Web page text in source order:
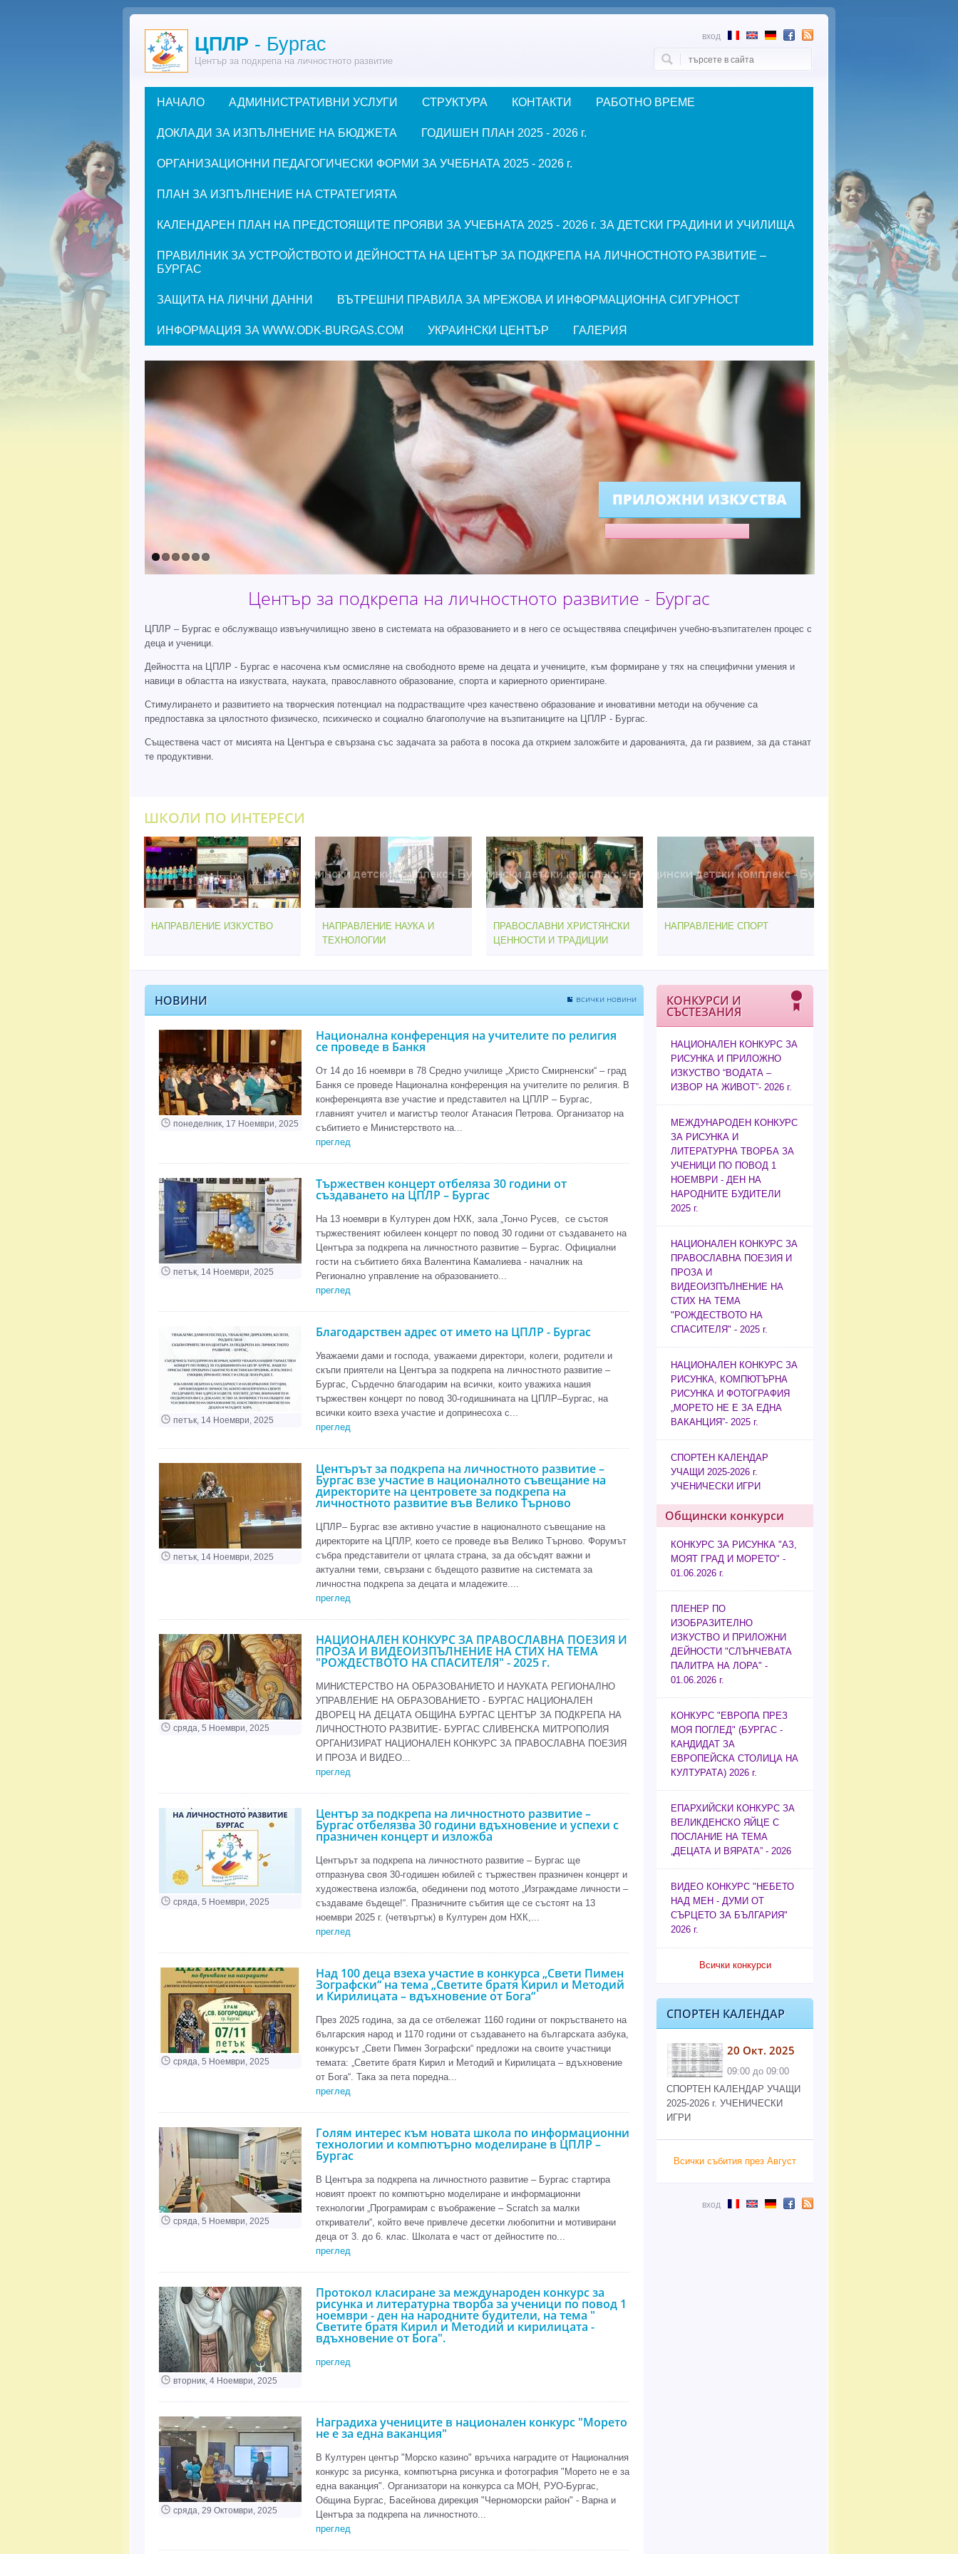
Премини към основното съдържание
ЦПЛР - Бургас
Център за подкрепа на личностното развитие
вход
Форма за търсене
Основно меню
НАЧАЛО АДМИНИСТРАТИВНИ УСЛУГИ СТРУКТУРА КОНТАКТИ РАБОТНО ВРЕМЕ
ДОКЛАДИ ЗА ИЗПЪЛНЕНИЕ НА БЮДЖЕТА ГОДИШЕН ПЛАН 2025 - 2026 г.
ОРГАНИЗАЦИОННИ ПЕДАГОГИЧЕСКИ ФОРМИ ЗА УЧЕБНАТА 2025 - 2026 г.
ПЛАН ЗА ИЗПЪЛНЕНИЕ НА СТРАТЕГИЯТА
КАЛЕНДАРЕН ПЛАН НА ПРЕДСТОЯЩИТЕ ПРОЯВИ ЗА УЧЕБНАТА 2025 - 2026 г. ЗА ДЕТСКИ ГРАДИНИ И УЧИЛИЩА
ПРАВИЛНИК ЗА УСТРОЙСТВОТО И ДЕЙНОСТТА НА ЦЕНТЪР ЗА ПОДКРЕПА НА ЛИЧНОСТНОТО РАЗВИТИЕ –
БУРГАС
ЗАЩИТА НА ЛИЧНИ ДАННИ ВЪТРЕШНИ ПРАВИЛА ЗА МРЕЖОВА И ИНФОРМАЦИОННА СИГУРНОСТ
ИНФОРМАЦИЯ ЗА WWW.ODK-BURGAS.COM УКРАИНСКИ ЦЕНТЪР ГАЛЕРИЯ
ПРИЛОЖНИ ИЗКУСТВА
Център за подкрепа на личностното развитие - Бургас
ЦПЛР – Бургас е обслужващо извънучилищно звено в системата на образованието и в него се осъществява специфичен учебно-възпитателен процес с
деца и ученици.
Дейността на ЦПЛР - Бургас е насочена към осмисляне на свободното време на децата и учениците, към формиране у тях на специфични умения и
навици в областта на изкуствата, науката, православното образование, спорта и кариерното ориентиране.
Стимулирането и развитието на творческия потенциал на подрастващите чрез качествено образование и иновативни методи на обучение са
предпоставка за цялостното физическо, психическо и социално благополучие на възпитаниците на ЦПЛР - Бургас.
Съществена част от мисията на Центъра е свързана със задачата за работа в посока да открием заложбите и дарованията, да ги развием, за да станат
те продуктивни.
ШКОЛИ ПО ИНТЕРЕСИ
НАПРАВЛЕНИЕ ИЗКУСТВО
НАПРАВЛЕНИЕ НАУКА И
ТЕХНОЛОГИИ
ПРАВОСЛАВНИ ХРИСТЯНСКИ
ЦЕННОСТИ И ТРАДИЦИИ
НАПРАВЛЕНИЕ СПОРТ
НОВИНИ всички новини
понеделник, 17 Ноември, 2025
Национална конференция на учителите по религия
се проведе в Банкя
От 14 до 16 ноември в 78 Средно училище „Христо Смирненски“ – град
Банкя се проведе Национална конференция на учителите по религия. В
конференцията взе участие и представител на ЦПЛР – Бургас,
главният учител и магистър теолог Атанасия Петрова. Организатор на
събитието е Министерството на...
преглед
петък, 14 Ноември, 2025
Тържествен концерт отбеляза 30 години от
създаването на ЦПЛР – Бургас
На 13 ноември в Културен дом НХК, зала „Тончо Русев, се състоя
тържественият юбилеен концерт по повод 30 години от създаването на
Центъра за подкрепа на личностното развитие – Бургас. Официални
гости на събитието бяха Валентина Камалиева - началник на
Регионално управление на образованието...
преглед
петък, 14 Ноември, 2025
Благодарствен адрес от името на ЦПЛР - Бургас
Уважаеми дами и господа, уважаеми директори, колеги, родители и
скъпи приятели на Центъра за подкрепа на личностното развитие –
Бургас, Сърдечно благодарим на всички, които уважиха нашия
тържествен концерт по повод 30-годишнината на ЦПЛР–Бургас, на
всички които взеха участие и допринесоха с...
преглед
петък, 14 Ноември, 2025
Центърът за подкрепа на личностното развитие –
Бургас взе участие в националното съвещание на
директорите на центровете за подкрепа на
личностното развитие във Велико Търново
ЦПЛР– Бургас взе активно участие в националното съвещание на
директорите на ЦПЛР, което се проведе във Велико Търново. Форумът
събра представители от цялата страна, за да обсъдят важни и
актуални теми, свързани с бъдещото развитие на системата за
личностна подкрепа за децата и младежите....
преглед
сряда, 5 Ноември, 2025
НАЦИОНАЛЕН КОНКУРС ЗА ПРАВОСЛАВНА ПОЕЗИЯ И
ПРОЗА И ВИДЕОИЗПЪЛНЕНИЕ НА СТИХ НА ТЕМА
"РОЖДЕСТВОТО НА СПАСИТЕЛЯ" - 2025 г.
МИНИСТЕРСТВО НА ОБРАЗОВАНИЕТО И НАУКАТА РЕГИОНАЛНО
УПРАВЛЕНИЕ НА ОБРАЗОВАНИЕТО - БУРГАС НАЦИОНАЛЕН
ДВОРЕЦ НА ДЕЦАТА ОБЩИНА БУРГАС ЦЕНТЪР ЗА ПОДКРЕПА НА
ЛИЧНОСТНОТО РАЗВИТИЕ- БУРГАС СЛИВЕНСКА МИТРОПОЛИЯ
ОРГАНИЗИРАТ НАЦИОНАЛЕН КОНКУРС ЗА ПРАВОСЛАВНА ПОЕЗИЯ
И ПРОЗА И ВИДЕО...
преглед
сряда, 5 Ноември, 2025
Център за подкрепа на личностното развитие –
Бургас отбелязва 30 години вдъхновение и успехи с
празничен концерт и изложба
Центърът за подкрепа на личностното развитие – Бургас ще
отпразнува своя 30-годишен юбилей с тържествен празничен концерт и
художествена изложба, обединени под мотото „Изграждаме личности –
създаваме бъдеще!“. Празничните събития ще се състоят на 13
ноември 2025 г. (четвъртък) в Културен дом НХК,...
преглед
сряда, 5 Ноември, 2025
Над 100 деца взеха участие в конкурса „Свети Пимен
Зографски“ на тема „Светите братя Кирил и Методий
и Кирилицата – вдъхновение от Бога“
През 2025 година, за да се отбележат 1160 години от покръстването на
българския народ и 1170 години от създаването на българската азбука,
конкурсът „Свети Пимен Зографски“ предложи на своите участници
темата: „Светите братя Кирил и Методий и Кирилицата – вдъхновение
от Бога“. Така за пета поредна...
преглед
сряда, 5 Ноември, 2025
Голям интерес към новата школа по информационни
технологии и компютърно моделиране в ЦПЛР –
Бургас
В Центъра за подкрепа на личностното развитие – Бургас стартира
новият проект по компютърно моделиране и информационни
технологии „Програмирам с въображение – Scratch за малки
откриватели“, който вече привлече десетки любопитни и мотивирани
деца от 3. до 6. клас. Школата е част от дейностите по...
преглед
вторник, 4 Ноември, 2025
Протокол класиране за международен конкурс за
рисунка и литературна творба за ученици по повод 1
ноември - ден на народните будители, на тема "
Светите братя Кирил и Методий и кирилицата -
вдъхновение от Бога".
преглед
сряда, 29 Октомври, 2025
Наградиха учениците в национален конкурс "Морето
не е за една ваканция"
В Културен център "Морско казино" връчиха наградите от Националния
конкурс за рисунка, компютърна рисунка и фотография "Морето не е за
една ваканция". Организатори на конкурса са МОН, РУО-Бургас,
Община Бургас, Басейнова дирекция "Черноморски район" - Варна и
Центъра за подкрепа на личностното...
преглед
КОНКУРСИ И
СЪСТЕЗАНИЯ
НАЦИОНАЛЕН КОНКУРС ЗА
РИСУНКА И ПРИЛОЖНО
ИЗКУСТВО “ВОДАТА –
ИЗВОР НА ЖИВОТ”- 2026 г.
МЕЖДУНАРОДЕН КОНКУРС
ЗА РИСУНКА И
ЛИТЕРАТУРНА ТВОРБА ЗА
УЧЕНИЦИ ПО ПОВОД 1
НОЕМВРИ - ДЕН НА
НАРОДНИТЕ БУДИТЕЛИ
2025 г.
НАЦИОНАЛЕН КОНКУРС ЗА
ПРАВОСЛАВНА ПОЕЗИЯ И
ПРОЗА И
ВИДЕОИЗПЪЛНЕНИЕ НА
СТИХ НА ТЕМА
"РОЖДЕСТВОТО НА
СПАСИТЕЛЯ" - 2025 г.
НАЦИОНАЛЕН КОНКУРС ЗА
РИСУНКА, КОМПЮТЪРНА
РИСУНКА И ФОТОГРАФИЯ
„МОРЕТО НЕ Е ЗА ЕДНА
ВАКАНЦИЯ”- 2025 г.
СПОРТЕН КАЛЕНДАР
УЧАЩИ 2025-2026 г.
УЧЕНИЧЕСКИ ИГРИ
Общински конкурси
КОНКУРС ЗА РИСУНКА "АЗ,
МОЯТ ГРАД И МОРЕТО" -
01.06.2026 г.
ПЛЕНЕР ПО
ИЗОБРАЗИТЕЛНО
ИЗКУСТВО И ПРИЛОЖНИ
ДЕЙНОСТИ "СЛЪНЧЕВАТА
ПАЛИТРА НА ЛОРА" -
01.06.2026 г.
КОНКУРС "ЕВРОПА ПРЕЗ
МОЯ ПОГЛЕД" (БУРГАС -
КАНДИДАТ ЗА
ЕВРОПЕЙСКА СТОЛИЦА НА
КУЛТУРАТА) 2026 г.
ЕПАРХИЙСКИ КОНКУРС ЗА
ВЕЛИКДЕНСКО ЯЙЦЕ С
ПОСЛАНИЕ НА ТЕМА
„ДЕЦАТА И ВЯРАТА” - 2026
ВИДЕО КОНКУРС "НЕБЕТО
НАД МЕН - ДУМИ ОТ
СЪРЦЕТО ЗА БЪЛГАРИЯ"
2026 г.
Всички конкурси
СПОРТЕН КАЛЕНДАР
20 Окт. 2025
09:00 до 09:00
СПОРТЕН КАЛЕНДАР УЧАЩИ
2025-2026 г. УЧЕНИЧЕСКИ
ИГРИ
Всички събития през Август
вход